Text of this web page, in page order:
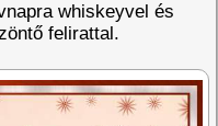
whiskeyvel és
felirattal.